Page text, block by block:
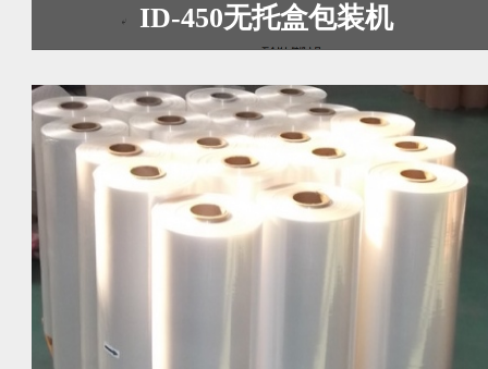
ID-450无托盒包装机